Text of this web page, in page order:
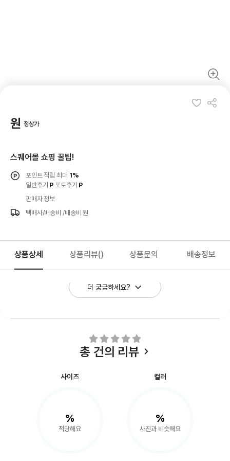
원 정상가
스퀘어몰 쇼핑 꿀팁!
포인트 적립 최대 1%
일반후기 P 포토후기 P
판매자 정보
택배사/배송비 /배송비 원
상품상세 상품리뷰() 상품문의 배송정보
더 궁금하세요?
총 건의 리뷰
사이즈
%
적당해요
컬러
%
사진과 비슷해요